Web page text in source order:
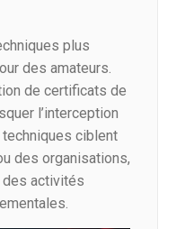
plus
des amateurs.
de certificats de
l’interception
ciblent
des organisations,
activités